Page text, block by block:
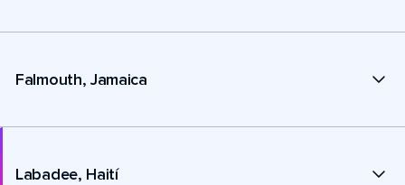
Falmouth, Jamaica
Labadee, Haití